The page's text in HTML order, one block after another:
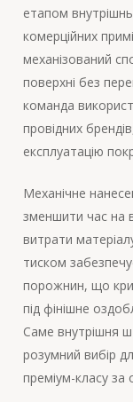
етапом
комерційних
механізований
поверхні без
команда
провідних
експлуатацію
Механічне
зменшити час на
витрати
тиском
порожнин, що
під фінішне
Саме внутрішня
розумний вибір
преміум-класу